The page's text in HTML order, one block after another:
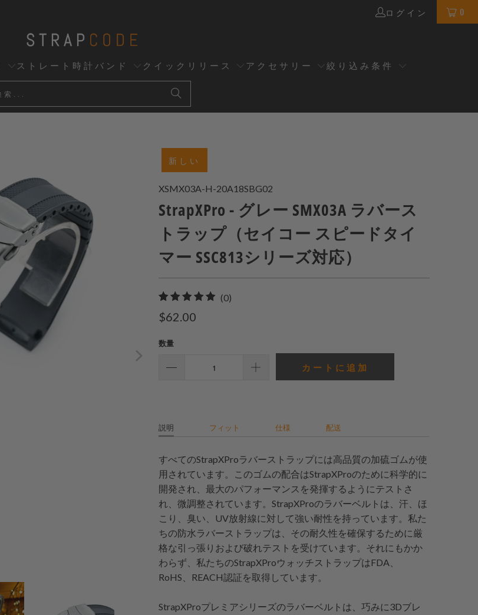
ログイン 0
ストレート時計バンド クイックリリース アクセサリー 絞り込み条件
新しい
XSMX03A-H-20A18SBG02
StrapXPro - グレー SMX03A ラバース
トラップ（セイコー スピードタイ
マー SSC813シリーズ対応）
(0)
$62.00
数量
カートに追加
説明 フィット 仕様 配送
すべてのStrapXProラバーストラップには高品質の加硫ゴムが使
用されています。このゴムの配合はStrapXProのために科学的に
開発され、最大のパフォーマンスを発揮するようにテストさ
れ、微調整されています。StrapXProのラバーベルトは、汗、ほ
こり、臭い、UV放射線に対して強い耐性を持っています。私た
ちの防水ラバーストラップは、その耐久性を確保するために厳
格な引っ張りおよび破れテストを受けています。それにもかか
わらず、私たちのStrapXProウォッチストラップはFDA、
RoHS、REACH認証を取得しています。
StrapXProプレミアシリーズのラバーベルトは、巧みに3Dブレ